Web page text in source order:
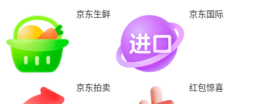
京东生鲜 京东国际
京东拍卖 红包惊喜